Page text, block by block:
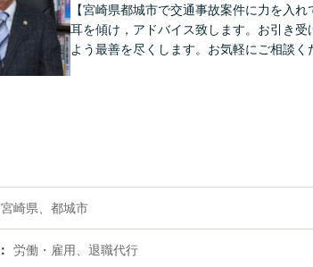
【宮崎県都城市で交通事故案件に力を入
耳を傾け，アドバイス致します。お引き
よう最善を尽くします。お気軽にご相談く
宮崎県、都城市
労働・雇用、退職代行